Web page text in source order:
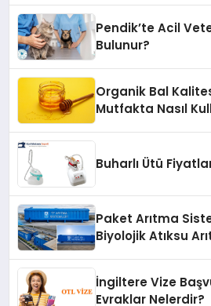
Pendik’te Acil
Bulunur?
Organik Bal
Mutfakta Nasıl
Buharlı Ütü
Paket Arıtma
Biyolojik Atıksu
İngiltere Vize
Evraklar Nelerdir?